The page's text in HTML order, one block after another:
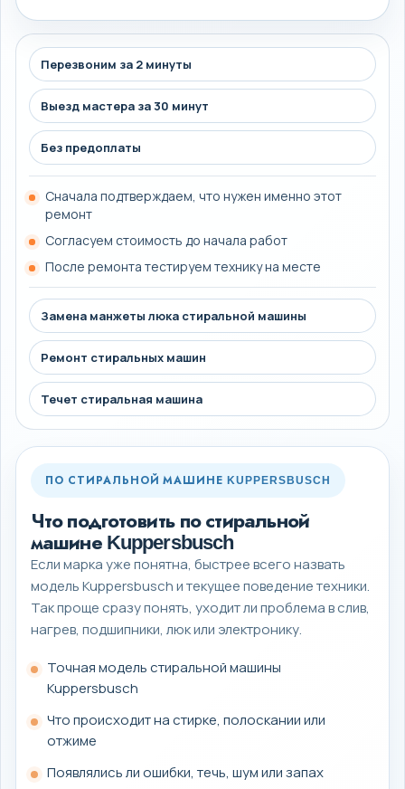
Перезвоним за 2 минуты
Выезд мастера за 30 минут
Без предоплаты
Сначала подтверждаем, что нужен именно этот
ремонт
Согласуем стоимость до начала работ
После ремонта тестируем технику на месте
Замена манжеты люка стиральной машины
Ремонт стиральных машин
Течет стиральная машина
ПО СТИРАЛЬНОЙ МАШИНЕ KUPPERSBUSCH
Что подготовить по стиральной
машине Kuppersbusch
Если марка уже понятна, быстрее всего назвать
модель Kuppersbusch и текущее поведение техники.
Так проще сразу понять, уходит ли проблема в слив,
нагрев, подшипники, люк или электронику.
Точная модель стиральной машины
Kuppersbusch
Что происходит на стирке, полоскании или
отжиме
Появлялись ли ошибки, течь, шум или запах